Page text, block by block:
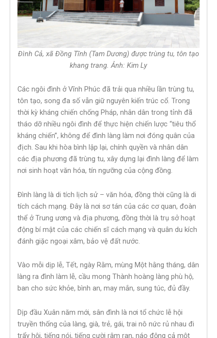
Đình Cả, xã Đồng Tĩnh (Tam Dương) được trùng tu, tôn tạo
khang trang. Ảnh: Kim Ly
Các ngôi đình ở Vĩnh Phúc đã trải qua nhiều lần trùng tu,
tôn tạo, song đa số vẫn giữ nguyên kiến trúc cổ. Trong
thời kỳ kháng chiến chống Pháp, nhân dân trong tỉnh đã
tháo dỡ nhiều ngôi đình để thực hiện chiến lược “tiêu thổ
kháng chiến”, không để đình làng làm nơi đóng quân của
địch. Sau khi hòa bình lập lại, chính quyền và nhân dân
các địa phương đã trùng tu, xây dựng lại đình làng để làm
nơi sinh hoạt văn hóa, tín ngưỡng của cộng đồng.
Đình làng là di tích lịch sử – văn hóa, đồng thời cũng là di
tích cách mạng. Đây là nơi sơ tán của các cơ quan, đoàn
thể ở Trung ương và địa phương, đồng thời là trụ sở hoạt
động bí mật của các chiến sĩ cách mạng và quân du kích
đánh giặc ngoại xâm, bảo vệ đất nước.
Vào mỗi dịp lễ, Tết, ngày Rằm, mùng Một hằng tháng, dân
làng ra đình làm lễ, cầu mong Thành hoàng làng phù hộ,
ban cho sức khỏe, bình an, may mắn, sung túc, đủ đầy.
Dịp đầu Xuân năm mới, sân đình là nơi tổ chức lễ hội
truyền thống của làng, già, trẻ, gái, trai nô nức rủ nhau đi
trẩy hội, tiếng nói, tiếng cười râm ran, náo động cả một